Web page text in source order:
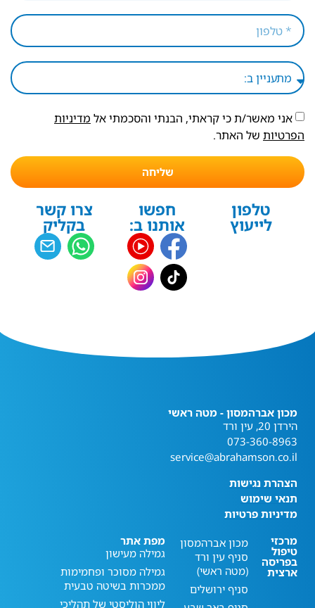
אני מאשר/ת כי קראתי, הבנתי והסכמתי אל מדיניות
הפרטיות של האתר.
שליחה
טלפון
לייעוץ
חפשו
אותנו ב:
צרו קשר
בקליק
מכון אברהמסון - מטה ראשי
הירדן 20, עין ורד
073-360-8963
service@abrahamson.co.il
הצהרת נגישות
תנאי שימוש
מדיניות פרטיות
מרכזי
טיפול
בפריסה
ארצית
מכון אברהמסון
סניף עין ורד
(מטה ראשי)
סניף ירושלים
מפת אתר
גמילה מעישון
גמילה מסוכר ופחמימות
ממכרות בשיטה טבעית
ליווי הוליסטי של תהליכי